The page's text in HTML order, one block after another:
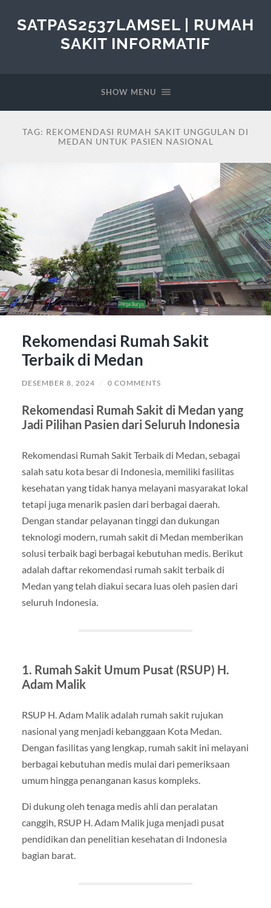
SATPAS2537LAMSEL | RUMAH
SAKIT INFORMATIF
SHOW MENU
TAG: REKOMENDASI RUMAH SAKIT UNGGULAN DI
MEDAN UNTUK PASIEN NASIONAL
Rekomendasi Rumah Sakit
Terbaik di Medan
DESEMBER 8, 2024 / 0 COMMENTS
Rekomendasi Rumah Sakit di Medan yang
Jadi Pilihan Pasien dari Seluruh Indonesia
Rekomendasi Rumah Sakit Terbaik di Medan, sebagai
salah satu kota besar di Indonesia, memiliki fasilitas
kesehatan yang tidak hanya melayani masyarakat lokal
tetapi juga menarik pasien dari berbagai daerah.
Dengan standar pelayanan tinggi dan dukungan
teknologi modern, rumah sakit di Medan memberikan
solusi terbaik bagi berbagai kebutuhan medis. Berikut
adalah daftar rekomendasi rumah sakit terbaik di
Medan yang telah diakui secara luas oleh pasien dari
seluruh Indonesia.
1. Rumah Sakit Umum Pusat (RSUP) H.
Adam Malik
RSUP H. Adam Malik adalah rumah sakit rujukan
nasional yang menjadi kebanggaan Kota Medan.
Dengan fasilitas yang lengkap, rumah sakit ini melayani
berbagai kebutuhan medis mulai dari pemeriksaan
umum hingga penanganan kasus kompleks.
Di dukung oleh tenaga medis ahli dan peralatan
canggih, RSUP H. Adam Malik juga menjadi pusat
pendidikan dan penelitian kesehatan di Indonesia
bagian barat.